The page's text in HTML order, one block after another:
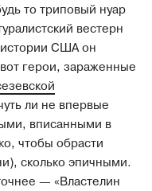
то триповый нуар
вестерн
США он
герои, зараженные
ли не впервые
вписанными в
чтобы обрасти
сколько эпичными.
— «Властелин